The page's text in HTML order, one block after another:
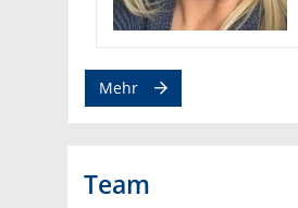
Mehr
Team